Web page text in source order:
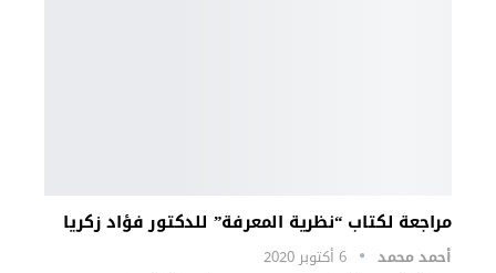
مراجعة لكتاب “نظرية المعرفة” للدكتور فؤاد زكريا
أحمد محمد 6 أكتوبر 2020